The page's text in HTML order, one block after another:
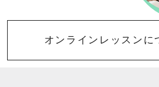
オンラインレッスンに